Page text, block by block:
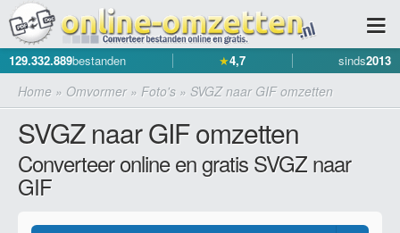
129.332.889bestanden ★4,7 sinds2013
Home » Omvormer» Foto's » SVGZ naar GIF omzetten
SVGZ naar GIF omzetten
Converteer online en gratis SVGZ naar
GIF